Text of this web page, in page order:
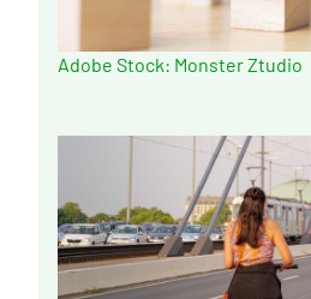
Adobe Stock: Monster Ztudio